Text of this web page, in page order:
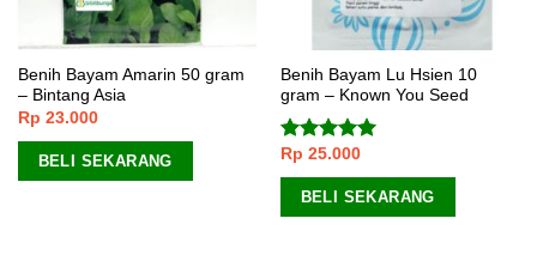
Benih Bayam Amarin 50 gram
– Bintang Asia
Rp 23.000
BELI SEKARANG
Benih Bayam Lu Hsien 10
gram – Known You Seed
Dinilai5.00
dari 5
Rp 25.000
BELI SEKARANG